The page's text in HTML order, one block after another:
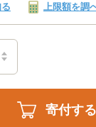
上限額を調
寄付する